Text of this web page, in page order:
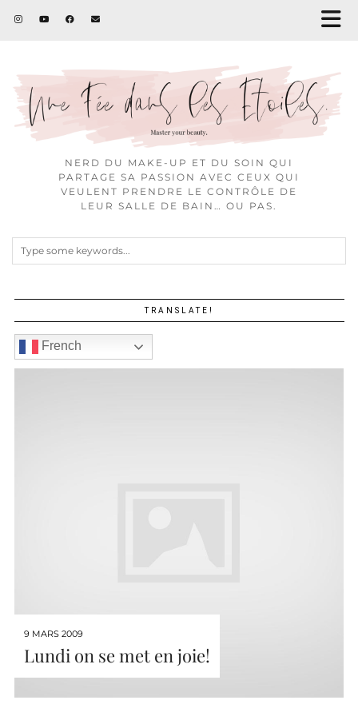
NERD DU MAKE-UP ET DU SOIN QUI
PARTAGE SA PASSION AVEC CEUX QUI
VEULENT PRENDRE LE CONTRÔLE DE
LEUR SALLE DE BAIN… OU PAS.
TRANSLATE!
French
9 MARS 2009
Lundi on se met en joie!